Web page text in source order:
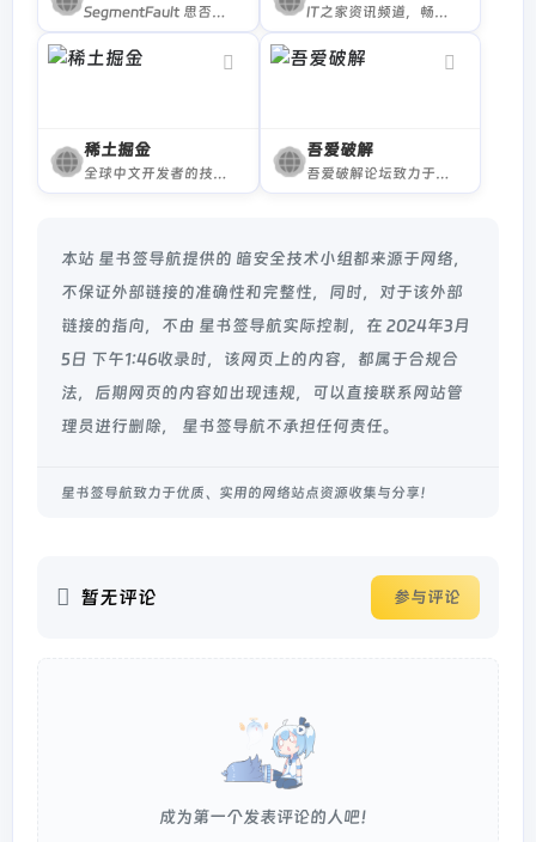
SegmentFault 思否是中国专业的开发者技术社区。 IT之家资讯频道，畅谈IT业界的新鲜事、奇趣事和热门焦点，掌控最热最新的互联网新闻、科技新闻和IT业界动态。
稀土掘金
全球中文开发者的技术内容分享与交流平台
吾爱破解
吾爱破解论坛致力于软件安全与病毒分析的前沿，丰富的技术版块交相辉映，由无数热衷于软件加密解密及反病毒爱好者共同维护
本站 星书签导航提供的 暗安全技术小组都来源于网络，
不保证外部链接的准确性和完整性，同时，对于该外部
链接的指向，不由 星书签导航实际控制，在 2024年3月
5日 下午1:46收录时，该网页上的内容，都属于合规合
法，后期网页的内容如出现违规，可以直接联系网站管
理员进行删除， 星书签导航不承担任何责任。
星书签导航致力于优质、实用的网络站点资源收集与分享！
暂无评论 参与评论
成为第一个发表评论的人吧！